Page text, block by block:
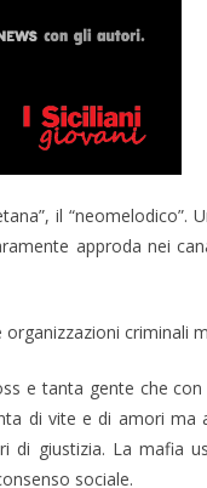
il “neomelodico”.
approda nei
criminali
e tanta gente che con
di vite e di amori ma
di giustizia. La mafia
sociale.